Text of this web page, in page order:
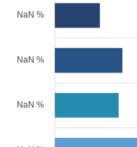
NaN %
NaN %
NaN %